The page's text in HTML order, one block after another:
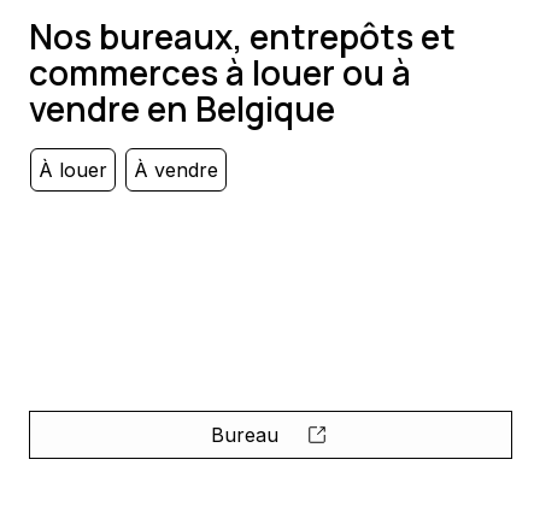
Bureau
Nos bureaux, entrepôts et
commerces à louer ou à
vendre en Belgique
À louer À vendre